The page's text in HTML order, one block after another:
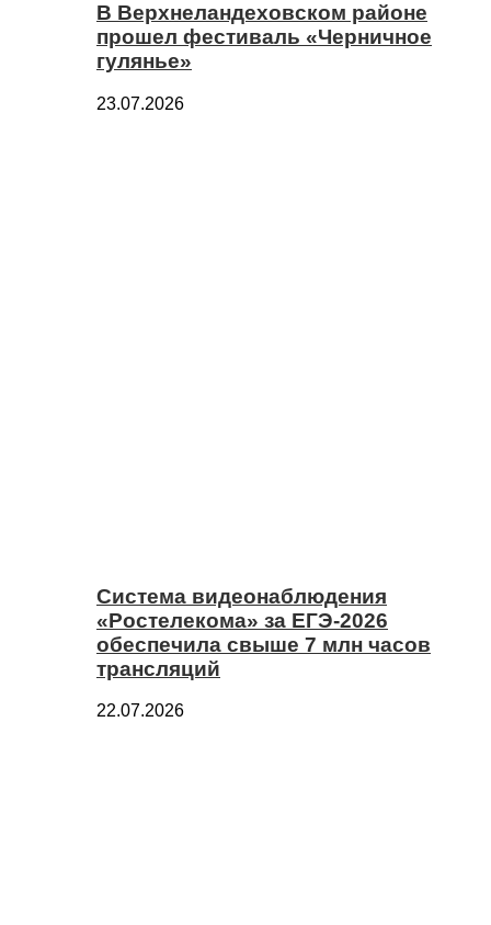
В Верхнеландеховском районе
прошел фестиваль «Черничное
гулянье»
23.07.2026
Система видеонаблюдения
«Ростелекома» за ЕГЭ-2026
обеспечила свыше 7 млн часов
трансляций
22.07.2026